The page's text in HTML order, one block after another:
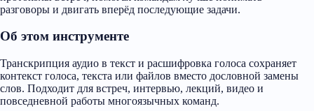
разговоры и двигать вперёд последующие задачи.
Об этом инструменте
Транскрипция аудио в текст и расшифровка голоса сохраняет
контекст голоса, текста или файлов вместо дословной замены
слов. Подходит для встреч, интервью, лекций, видео и
повседневной работы многоязычных команд.